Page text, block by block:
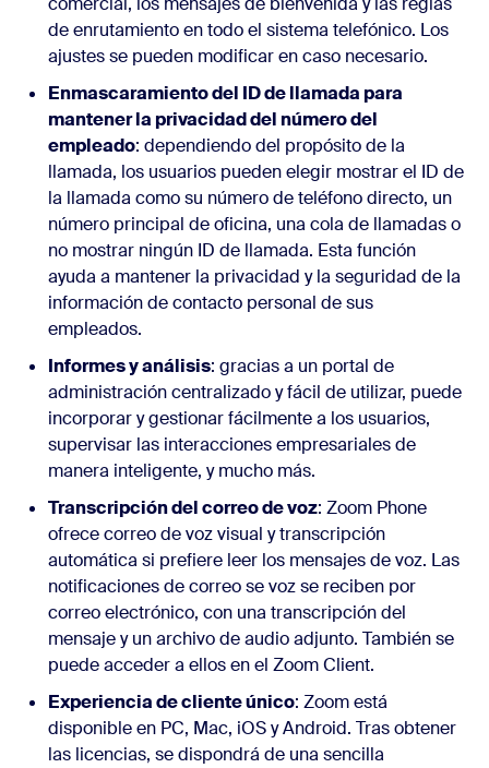
de enrutamiento en todo el sistema telefónico. Los
ajustes se pueden modificar en caso necesario.
Enmascaramiento del ID de llamada para
mantener la privacidad del número del
empleado: dependiendo del propósito de la
llamada, los usuarios pueden elegir mostrar el ID de
la llamada como su número de teléfono directo, un
número principal de oficina, una cola de llamadas o
no mostrar ningún ID de llamada. Esta función
ayuda a mantener la privacidad y la seguridad de la
información de contacto personal de sus
empleados.
Informes y análisis: gracias a un portal de
administración centralizado y fácil de utilizar, puede
incorporar y gestionar fácilmente a los usuarios,
supervisar las interacciones empresariales de
manera inteligente, y mucho más.
Transcripción del correo de voz: Zoom Phone
ofrece correo de voz visual y transcripción
automática si prefiere leer los mensajes de voz. Las
notificaciones de correo se voz se reciben por
correo electrónico, con una transcripción del
mensaje y un archivo de audio adjunto. También se
puede acceder a ellos en el Zoom Client.
Experiencia de cliente único: Zoom está
disponible en PC, Mac, iOS y Android. Tras obtener
las licencias, se dispondrá de una sencilla